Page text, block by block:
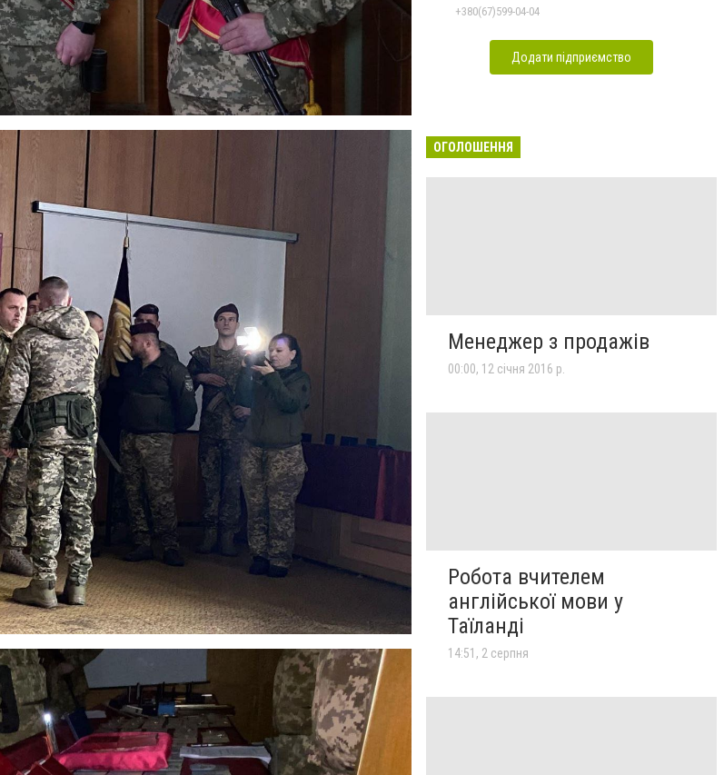
+380(67)599-04-04
Додати підприємство
ОГОЛОШЕННЯ
Менеджер з продажів
00:00, 12 січня 2016 р.
Робота вчителем
англійської мови у
Таїланді
14:51, 2 серпня